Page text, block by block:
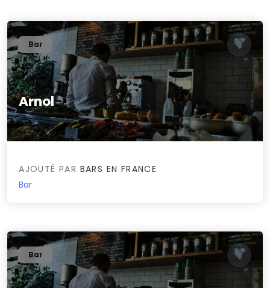
Arnol
0/5
Bar
AJOUTÉ PAR BARS EN FRANCE
Bar
Bar